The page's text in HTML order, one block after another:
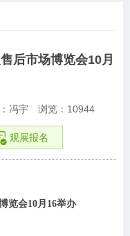
后市场博览会10月
冯宇 浏览： 10944
观展报名
览会10月16举办